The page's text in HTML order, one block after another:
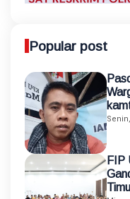
Popular post
FIP